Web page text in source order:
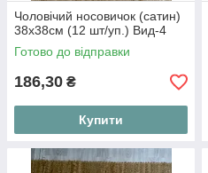
Чоловічий носовичок (сатин)
38х38см (12 шт/уп.) Вид-4
Готово до відправки
186,30 ₴
Купити